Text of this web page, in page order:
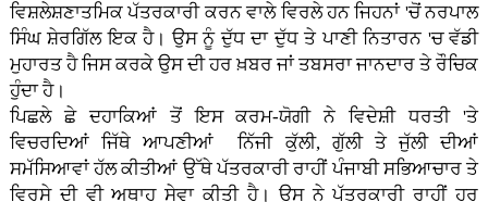
ਵਿਸ਼ਲੇਸ਼ਣਾਤਮਿਕ ਪੱਤਰਕਾਰੀ ਕਰਨ ਵਾਲੇ ਵਿਰਲੇ ਹਨ ਜਿਹਨਾਂ 'ਚੋਂ ਨਰਪਾਲ
ਸਿੰਘ ਸ਼ੇਰਗਿੱਲ ਇਕ ਹੈ। ਉਸ ਨੂੰ ਦੁੱਧ ਦਾ ਦੁੱਧ ਤੇ ਪਾਣੀ ਨਿਤਾਰਨ 'ਚ ਵੱਡੀ
ਮੁਹਾਰਤ ਹੈ ਜਿਸ ਕਰਕੇ ਉਸ ਦੀ ਹਰ ਖ਼ਬਰ ਜਾਂ ਤਬਸਰਾ ਜਾਨਦਾਰ ਤੇ ਰੌਚਿਕ
ਹੁੰਦਾ ਹੈ।
ਪਿਛਲੇ ਛੇ ਦਹਾਕਿਆਂ ਤੋਂ ਇਸ ਕਰਮ-ਯੋਗੀ ਨੇ ਵਿਦੇਸ਼ੀ ਧਰਤੀ 'ਤੇ
ਵਿਚਰਦਿਆਂ ਜਿੱਥੇ ਆਪਣੀਆਂ ਨਿੱਜੀ ਕੁੱਲੀ, ਗੁੱਲੀ ਤੇ ਜੁੱਲੀ ਦੀਆਂ
ਸਮੱਸਿਆਵਾਂ ਹੱਲ ਕੀਤੀਆਂ ਉੱਥੇ ਪੱਤਰਕਾਰੀ ਰਾਹੀਂ ਪੰਜਾਬੀ ਸਭਿਆਚਾਰ ਤੇ
ਵਿਰਸੇ ਦੀ ਵੀ ਅਥਾਹ ਸੇਵਾ ਕੀਤੀ ਹੈ। ਉਸ ਨੇ ਪੱਤਰਕਾਰੀ ਰਾਹੀਂ ਹਰ